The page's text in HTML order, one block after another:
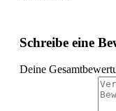
Schreibe eine
Deine